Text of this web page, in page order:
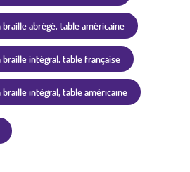
abrégé, table américaine
braille intégral, table française
intégral, table américaine